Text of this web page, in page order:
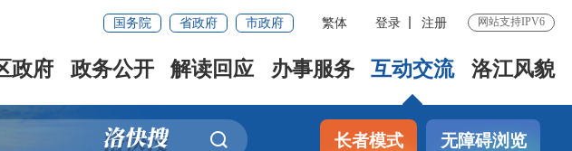
国务院 省政府 市政府 繁体 登录 注册 网站支持IPV6
政府 政务公开 解读回应 办事服务 互动交流 洛江风貌
长者模式 无障碍浏览